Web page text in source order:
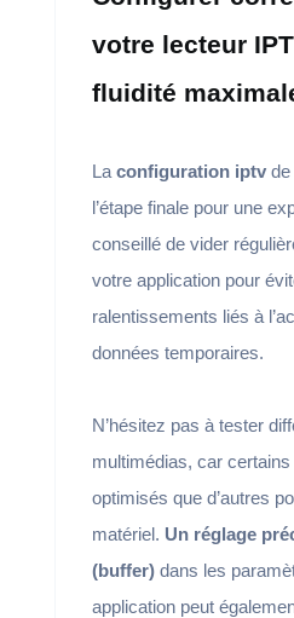
votre lecteur
fluidité
La configuration iptvde
l’étape finale pour une
conseillé de vider
votre application pour
ralentissements liés à
données temporaires.
N’hésitez pas à tester
multimédias, car
optimisés que d’autres
matériel. Un réglage
(buffer)dans les
application peut